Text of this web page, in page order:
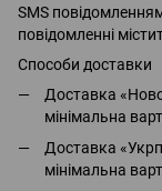
SMS
повідомленні
Способи доставки
Доставка
мінімальна
Доставка
мінімальна